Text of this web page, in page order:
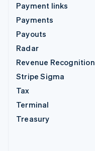
Payment links
Payments
Payouts
Radar
Revenue Recognition
Stripe Sigma
Tax
Terminal
Treasury